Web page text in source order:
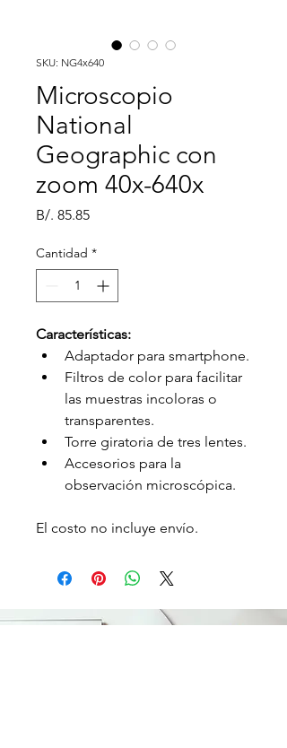
SKU: NG4x640
Microscopio
National
Geographic con
zoom 40x-640x
B/. 85.85Precio
Cantidad *
Características:
Adaptador para smartphone.
Filtros de color para facilitar
las muestras incoloras o
transparentes.
Torre giratoria de tres lentes.
Accesorios para la
observación microscópica.
El costo no incluye envío.